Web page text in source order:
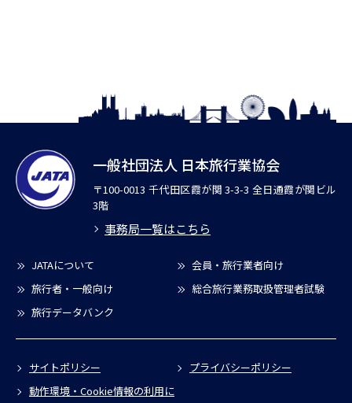
一般社団法人 日本旅行業協会
〒100-0013 千代田区霞が関 3-3-3 全日通霞が関ビル
3階
事務局一覧はこちら
JATAについて
会員・旅行業者向け
旅行者・一般向け
総合旅行業務取扱管理者試験
旅行データバンク
サイトポリシー
プライバシーポリシー
動作環境・Cookie情報の利用に